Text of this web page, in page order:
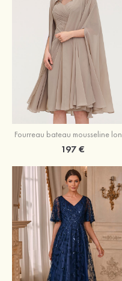
197 €